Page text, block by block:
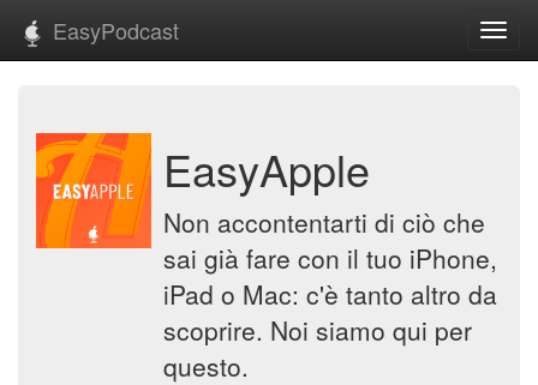
EasyPodcast
EasyApple
Non accontentarti di ciò che
sai già fare con il tuo iPhone,
iPad o Mac: c'è tanto altro da
scoprire. Noi siamo qui per
questo.